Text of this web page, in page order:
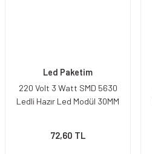
Led Paketim
220 Volt 3 Watt SMD 5630
Ledli Hazır Led Modül 30MM
72,60 TL